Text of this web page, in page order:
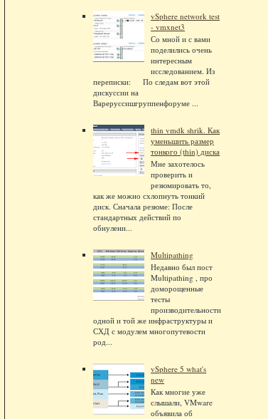
vSphere network test
- vmxnet3
Со мной и с вами
поделились очень
интересным
исследованием. Из
переписки: По следам вот этой
дискуссии на
Вареруссишгруппенфоруме ...
thin vmdk shrik. Как
уменьшить размер
тонкого (thin) диска
Мне захотелось
проверить и
резюмировать то,
как же можно схлопнуть тонкий
диск. Сначала резюме: После
стандартных действий по
обнулени...
Multipathing
Недавно был пост
Multipathing , про
доморощенные
тесты
производительности
одной и той же инфраструктуры и
СХД с модулем многопутевости
род...
vSphere 5 what's
new
Как многие уже
слышали, VMware
объявила об